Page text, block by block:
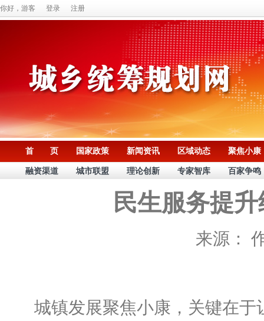
你好，游客 登录 注册
首 页 国家政策 新闻资讯 区域动态 聚焦小康
融资渠道 城市联盟 理论创新 专家智库 百家争鸣
民生服务提
来源：
城镇发展聚焦小康，关键在于